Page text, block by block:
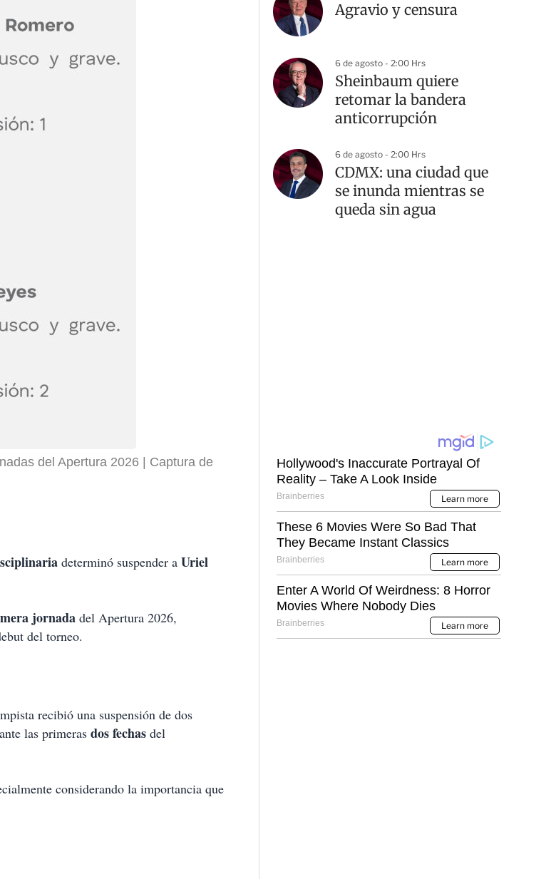
del Apertura 2026
Captura de
determinó suspender a Uriel
jornada del Apertura 2026,
del torneo.
recibió una suspensión de dos
las primeras dos fechas del
considerando la importancia que
Agravio y censura
6 de agosto - 2:00 Hrs
Sheinbaum quiere
retomar la bandera
anticorrupción
6 de agosto - 2:00 Hrs
CDMX: una ciudad que
se inunda mientras se
queda sin agua